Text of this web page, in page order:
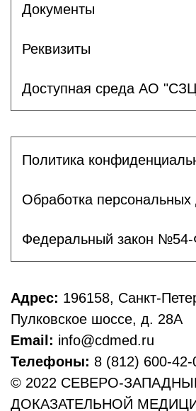
Документы
Реквизиты
Доступная среда АО
Политика
Обработка
Федеральный закон
Адрес: 196158, Санкт-
Пулковское шоссе, д. 28А
Email: info@cdmed.ru
Телефоны: 8 (812) 600-42-
© 2022 СЕВЕРО-
ДОКАЗАТЕЛЬНОЙ